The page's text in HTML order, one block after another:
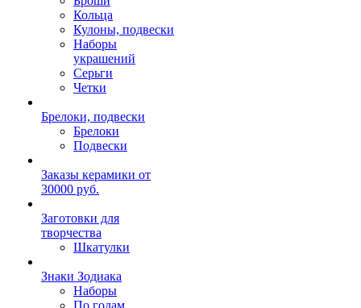
Кольца
Кулоны, подвески
Наборы
украшений
Серьги
Четки
Брелоки, подвески
Брелоки
Подвески
Заказы керамики от
30000 руб.
Заготовки для
творчества
Шкатулки
Знаки Зодиака
Наборы
По годам